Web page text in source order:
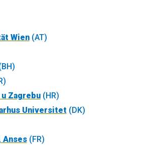
Wien(AT)
Zagrebu(HR)
Universitet (DK)
Anses(FR)